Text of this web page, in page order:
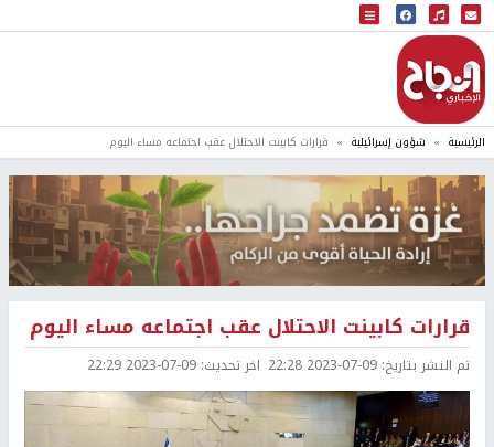
البث المباشر
إذاعة النجاح
الرئيسية شؤون إسرائيلية قرارات كابينت الاحتلال عقب اجتماعه مساء اليوم
قرارات كابينت الاحتلال عقب اجتماعه مساء اليوم
تم النشر بتاريخ: 2023-07-09 22:28 اخر تحديث: 2023-07-09 22:29